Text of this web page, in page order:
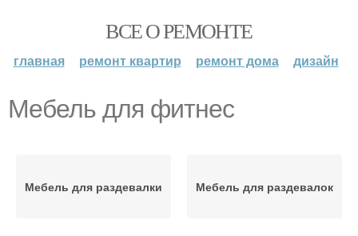
ВСЕ О РЕМОНТЕ
главная ремонт квартир ремонт дома дизайн
Мебель для фитнес
Мебель для раздевалки Мебель для раздевалок